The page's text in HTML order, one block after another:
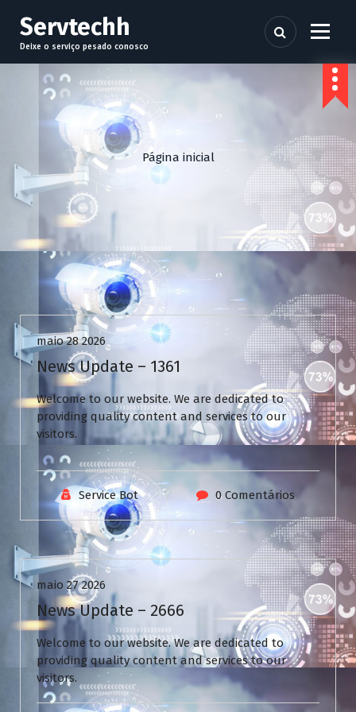
a
e
Servtechh
Deixe o serviço pesado conosco
Página inicial
Uncategorized
maio 28 2026
News Update – 1361
Welcome to our website. We are dedicated to
providing quality content and services to our
visitors.
Service Bot 0 Comentários
Uncategorized
maio 27 2026
News Update – 2666
Welcome to our website. We are dedicated to
providing quality content and services to our
visitors.
V